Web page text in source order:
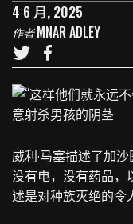
4 6 月, 2025
作者MNAR ADLEY
威利·马塞描述了加
没有电，没有药品，
述是对种族灭绝的令